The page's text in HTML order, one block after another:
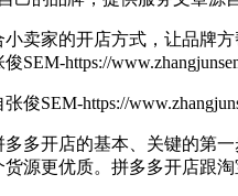
家的开店方式，让品牌方
SEM-https://
俊SEM-https://
开店的基本、关键的第一
源更优质。拼多多开店跟